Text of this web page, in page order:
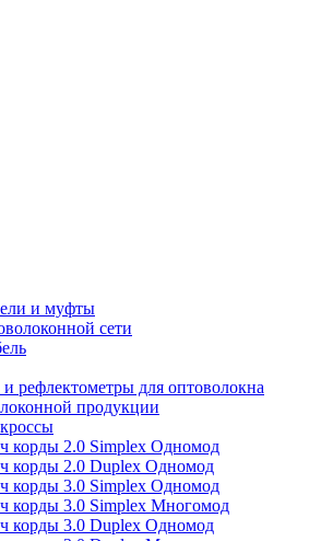
и муфты
сети
рефлектометры для оптоволокна
продукции
корды 2.0 Simplex Одномод
корды 2.0 Duplex Одномод
корды 3.0 Simplex Одномод
корды 3.0 Simplex Многомод
корды 3.0 Duplex Одномод